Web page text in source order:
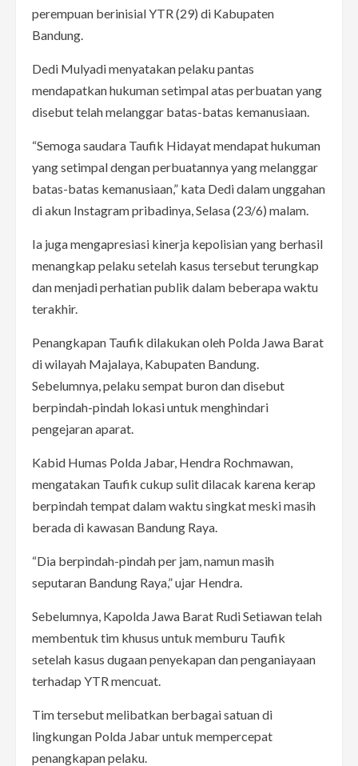
perempuan berinisial YTR (29) di Kabupaten
Bandung.
Dedi Mulyadi menyatakan pelaku pantas
mendapatkan hukuman setimpal atas perbuatan yang
disebut telah melanggar batas-batas kemanusiaan.
“Semoga saudara Taufik Hidayat mendapat hukuman
yang setimpal dengan perbuatannya yang melanggar
batas-batas kemanusiaan,” kata Dedi dalam unggahan
di akun Instagram pribadinya, Selasa (23/6) malam.
Ia juga mengapresiasi kinerja kepolisian yang berhasil
menangkap pelaku setelah kasus tersebut terungkap
dan menjadi perhatian publik dalam beberapa waktu
terakhir.
Penangkapan Taufik dilakukan oleh Polda Jawa Barat
di wilayah Majalaya, Kabupaten Bandung.
Sebelumnya, pelaku sempat buron dan disebut
berpindah-pindah lokasi untuk menghindari
pengejaran aparat.
Kabid Humas Polda Jabar, Hendra Rochmawan,
mengatakan Taufik cukup sulit dilacak karena kerap
berpindah tempat dalam waktu singkat meski masih
berada di kawasan Bandung Raya.
“Dia berpindah-pindah per jam, namun masih
seputaran Bandung Raya,” ujar Hendra.
Sebelumnya, Kapolda Jawa Barat Rudi Setiawan telah
membentuk tim khusus untuk memburu Taufik
setelah kasus dugaan penyekapan dan penganiayaan
terhadap YTR mencuat.
Tim tersebut melibatkan berbagai satuan di
lingkungan Polda Jabar untuk mempercepat
penangkapan pelaku.